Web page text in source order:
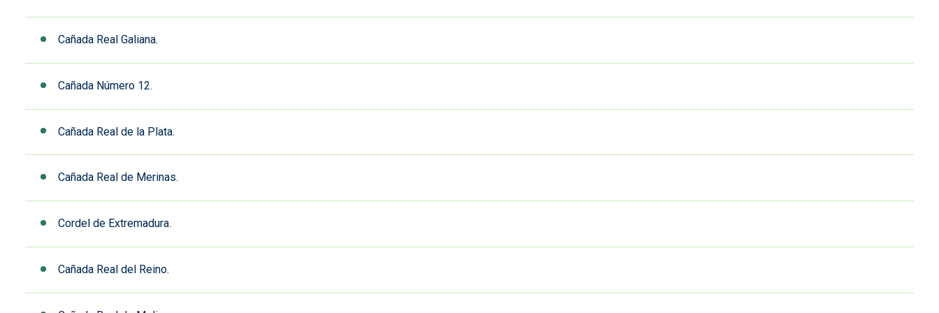
Cañada Real Galiana.
Cañada Número 12.
Cañada Real de la Plata.
Cañada Real de Merinas.
Cordel de Extremadura.
Cañada Real del Reino.